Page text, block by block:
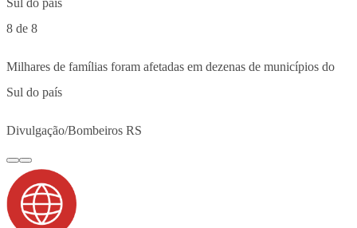
8 de 8
Milhares de famílias foram afetadas em dezenas de municípios do
Sul do país
Divulgação/Bombeiros RS